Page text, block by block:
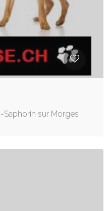
Saphorin sur Morges